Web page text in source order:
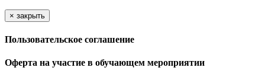
× закрыть
Пользовательское соглашение
Оферта на участие в обучающем мероприятии